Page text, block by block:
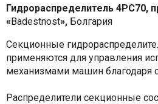
Гидрораспределитель 4PC70,
«Badestnost», Болгария
Секционные
применяются для управления
механизмами машин благодаря
Распределители секционные